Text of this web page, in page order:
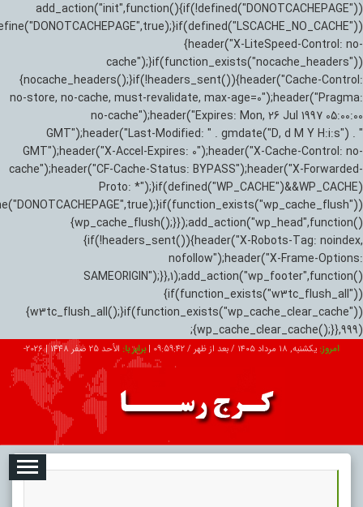
add_action("init",function(){if(!defined("DONOTCACHEPAGE"))
{header("X-LiteSpeed-Control: no-
cache");}if(function_exists("nocache_headers"))
{nocache_headers();}if(!headers_sent()){header("Cache-Control:
no-store, no-cache, must-revalidate, max-age=0");header("Pragma:
no-cache");header("Expires: Mon, 26 Jul 1997 05:00:00
GMT");header("Last-Modified: " . gmdate("D, d M Y H:i:s") . "
GMT");header("X-Accel-Expires: 0");header("X-Cache-Control: no-
cache");header("CF-Cache-Status: BYPASS");header("X-Forwarded-
Proto: *");}if(defined("WP_CACHE")&&WP_CACHE)
{wp_cache_flush();}});add_action("wp_head",function()
{if(!headers_sent()){header("X-Robots-Tag: noindex,
nofollow");header("X-Frame-Options:
SAMEORIGIN");}},1);add_action("wp_footer",function()
{if(function_exists("w3tc_flush_all"))
{w3tc_flush_all();}if(function_exists("wp_cache_clear_cache"))
{wp_cache_clear_cache();}},999);
امروز: یکشنبه, ۱۸ مرداد ۱۴۰۵ / بعد از ظهر / 09:59:44
|برابر با: الأحد 25 صفر 1448 |
2026-
تبلیغات درباره ما ارتباط با ما